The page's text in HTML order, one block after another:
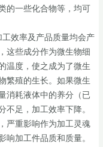
的一些化合物等，均可
效率及产品质量均会产
这些成分作为微生物细
温度，使之成为了微生
繁殖的生长。如果微生
消耗液体中的养分（已
不足，加工效率下降。
严重影响作为加工灵魂
响加工件品质和质量。